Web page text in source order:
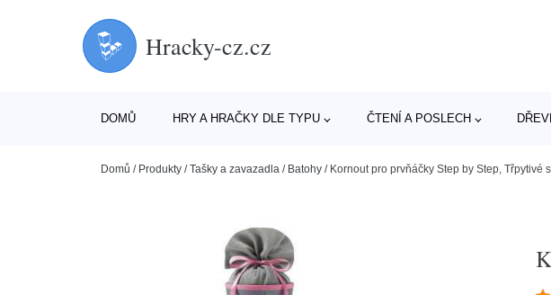
Hracky-cz.cz
DOMŮ HRY A HRAČKY DLE TYPU ČTENÍ A POSLECH
Domů / Produkty /Tašky a zavazadla / Batohy / Kornout pro prvňáčky Step by Step, Třpytivé